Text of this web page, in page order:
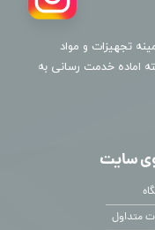
تجهیزات و مواد
با کادری متخصص ،پشتیبانی ۲۴ ساعته اماده خدمت رسانی به
سایت
متداول